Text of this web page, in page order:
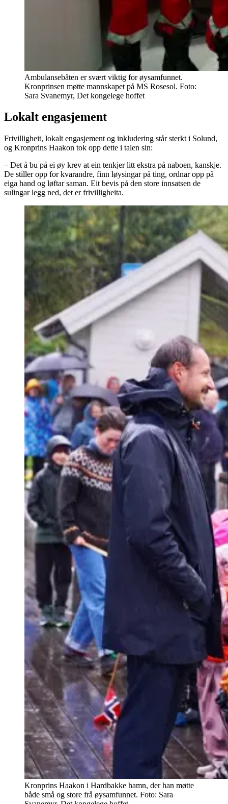
Ambulansebåten er svært viktig for øysamfunnet.
Kronprinsen møtte mannskapet på MS Rosesol. Foto:
Sara Svanemyr, Det kongelege hoffet
Lokalt engasjement
Frivilligheit, lokalt engasjement og inkludering står sterkt i Solund,
og Kronprins Haakon tok opp dette i talen sin:
– Det å bu på ei øy krev at ein tenkjer litt ekstra på naboen, kanskje.
De stiller opp for kvarandre, finn løysingar på ting, ordnar opp på
eiga hand og løftar saman. Eit bevis på den store innsatsen de
sulingar legg ned, det er frivilligheita.
Kronprins Haakon i Hardbakke hamn, der han møtte
både små og store frå øysamfunnet. Foto: Sara